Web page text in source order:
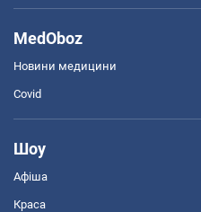
MedOboz
Новини медицини
Covid
Шоу
Афіша
Краса